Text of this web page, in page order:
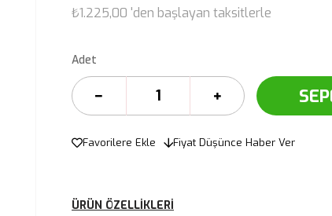
₺1.225,00 'den başlayan taksitlerle
Adet
Favorilere Ekle Fiyat Düşünce Haber Ver
ÜRÜN ÖZELLIKLERI